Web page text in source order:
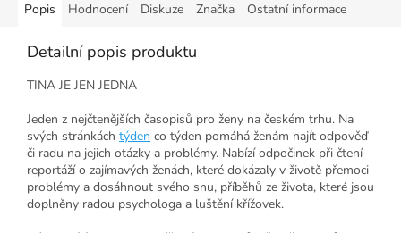
Popis Hodnocení Diskuze Značka Ostatní informace
Detailní popis produktu
TINA JE JEN JEDNA
Jeden z nejčtenějších časopisů pro ženy na českém trhu. Na
svých stránkách týden co týden pomáhá ženám najít odpověď
či radu na jejich otázky a problémy. Nabízí odpočinek při čtení
reportáží o zajímavých ženách, které dokázaly v životě přemoci
problémy a dosáhnout svého snu, příběhů ze života, které jsou
doplněny radou psychologa a luštění křížovek.